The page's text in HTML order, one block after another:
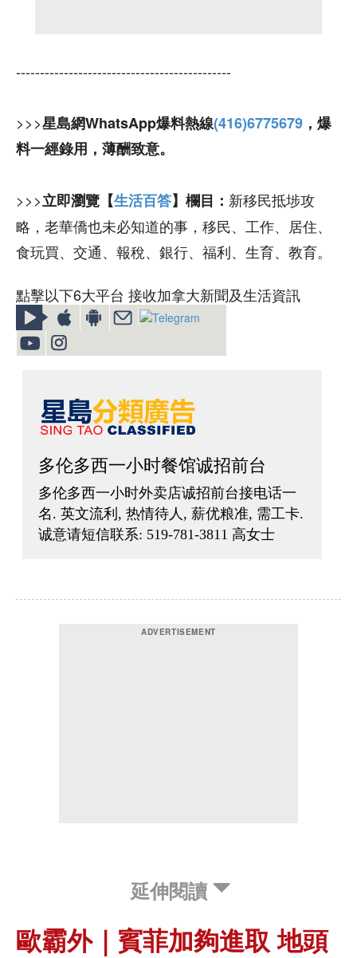
---------------------------------------------
>>>星島網WhatsApp爆料熱線(416)6775679 ，爆
料一經錄用，薄酬致意。
>>>立即瀏覽【生活百答】欄目： 新移民抵埗攻
略，老華僑也未必知道的事，移民、工作、居住、
食玩買、交通、報稅、銀行、福利、生育、教育。
點擊以下6大平台 接收加拿大新聞及生活資訊
延伸閱讀
歐霸外｜賓菲加夠進取 地頭